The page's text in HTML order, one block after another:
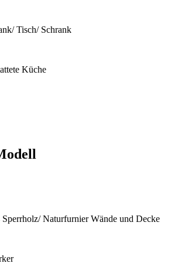
Tisch/ Schrank
Küche
Naturfurnier Wände und Decke